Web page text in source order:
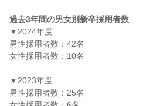
過去3年間の男女別新卒採用者数
▼2024年度
男性採用者数：42名
女性採用者数：10名
▼2023年度
男性採用者数：25名